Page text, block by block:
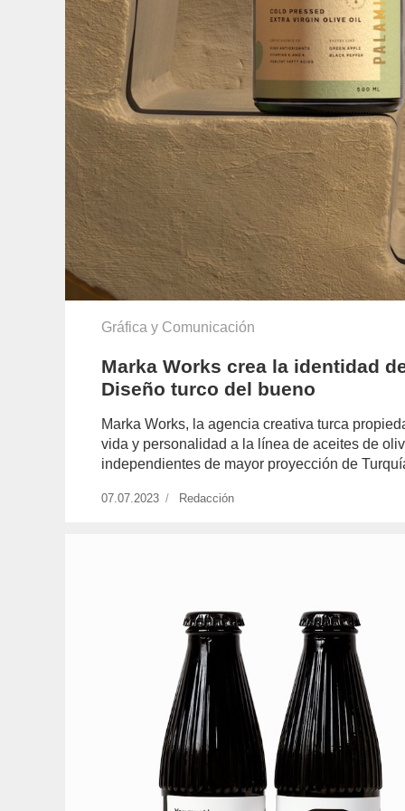
Gráfica y Comunicación
Marka Works crea la identidad
Diseño turco del bueno
Marka Works, la agencia creativa turca
vida y personalidad a la línea de aceites de
independientes de mayor proyección de
Publicado
07.07.2023 https://www.experimenta.es/author/
Redacción